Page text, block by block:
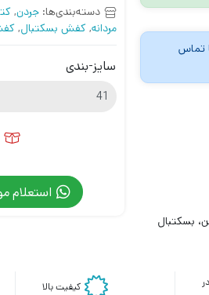
تماس
بسکتبال
دسته‌بندی‌ها: جردن,
مردانه, کفش بسکتبال,
سایز-بندی
استعلام
کیفیت بالا